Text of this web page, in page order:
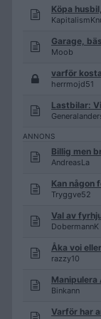
Köpa
Garage,
Moob
varför
herrmojd51
Lastbilar:
Billig men
AndreasLa
Kan någon
Tryggve52
Val av
DobermannK
Åka voi
razzy10
Binkann
Varför har